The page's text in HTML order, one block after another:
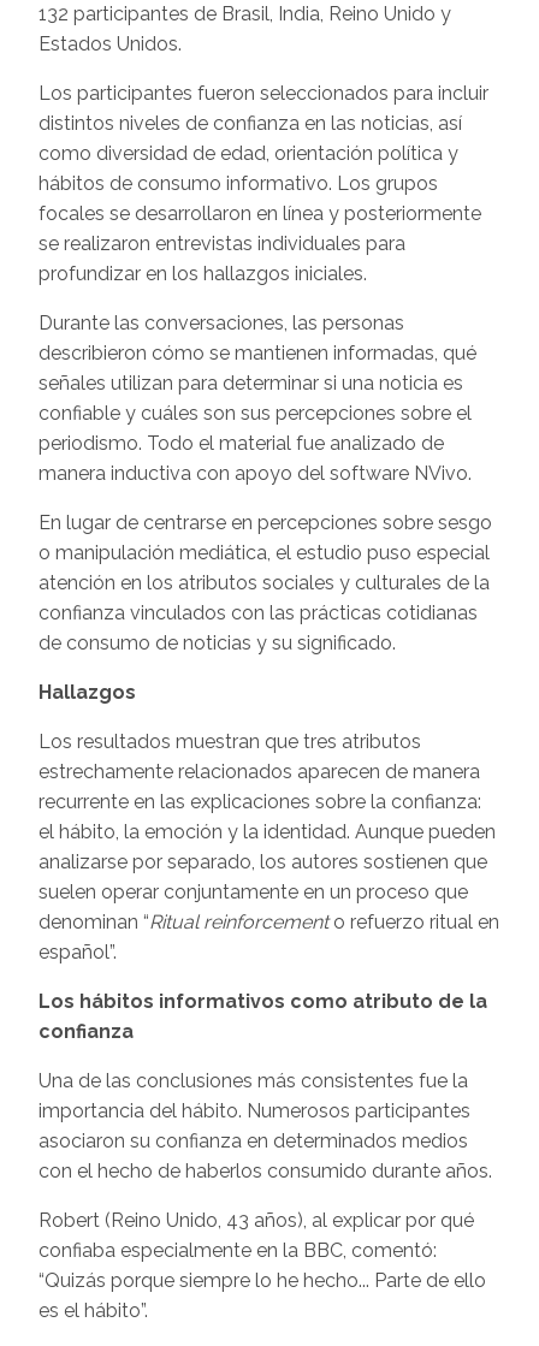
132 participantes de Brasil, India, Reino Unido y
Estados Unidos.
Los participantes fueron seleccionados para incluir
distintos niveles de confianza en las noticias, así
como diversidad de edad, orientación política y
hábitos de consumo informativo. Los grupos
focales se desarrollaron en línea y posteriormente
se realizaron entrevistas individuales para
profundizar en los hallazgos iniciales.
Durante las conversaciones, las personas
describieron cómo se mantienen informadas, qué
señales utilizan para determinar si una noticia es
confiable y cuáles son sus percepciones sobre el
periodismo. Todo el material fue analizado de
manera inductiva con apoyo del software NVivo.
En lugar de centrarse en percepciones sobre sesgo
o manipulación mediática, el estudio puso especial
atención en los atributos sociales y culturales de la
confianza vinculados con las prácticas cotidianas
de consumo de noticias y su significado.
Hallazgos
Los resultados muestran que tres atributos
estrechamente relacionados aparecen de manera
recurrente en las explicaciones sobre la confianza:
el hábito, la emoción y la identidad. Aunque pueden
analizarse por separado, los autores sostienen que
suelen operar conjuntamente en un proceso que
denominan “Ritual reinforcemento refuerzo ritual en
español”.
Los hábitos informativos como atributo de la
confianza
Una de las conclusiones más consistentes fue la
importancia del hábito. Numerosos participantes
asociaron su confianza en determinados medios
con el hecho de haberlos consumido durante años.
Robert (Reino Unido, 43 años), al explicar por qué
confiaba especialmente en la BBC, comentó:
“Quizás porque siempre lo he hecho... Parte de ello
es el hábito”.